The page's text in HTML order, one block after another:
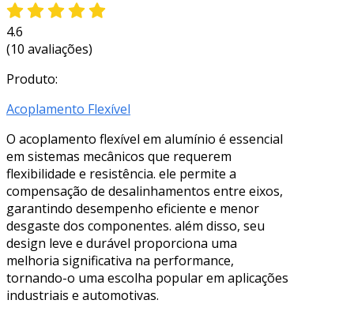
4.6
(10 avaliações)
Produto:
Acoplamento Flexível
O acoplamento flexível em alumínio é essencial
em sistemas mecânicos que requerem
flexibilidade e resistência. ele permite a
compensação de desalinhamentos entre eixos,
garantindo desempenho eficiente e menor
desgaste dos componentes. além disso, seu
design leve e durável proporciona uma
melhoria significativa na performance,
tornando-o uma escolha popular em aplicações
industriais e automotivas.